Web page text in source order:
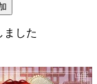
ました